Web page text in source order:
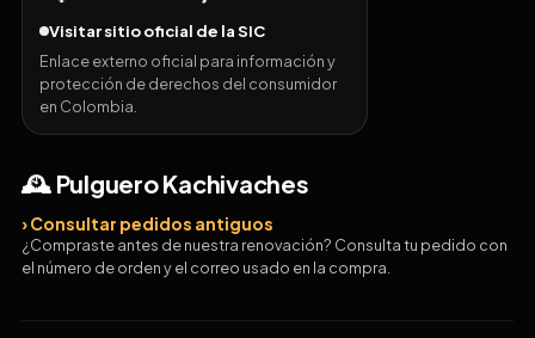
Visitar sitio oficial de la SIC
Enlace externo oficial para información y
protección de derechos del consumidor
en Colombia.
🕰️ Pulguero Kachivaches
› Consultar pedidos antiguos
¿Compraste antes de nuestra renovación? Consulta tu pedido con
el número de orden y el correo usado en la compra.